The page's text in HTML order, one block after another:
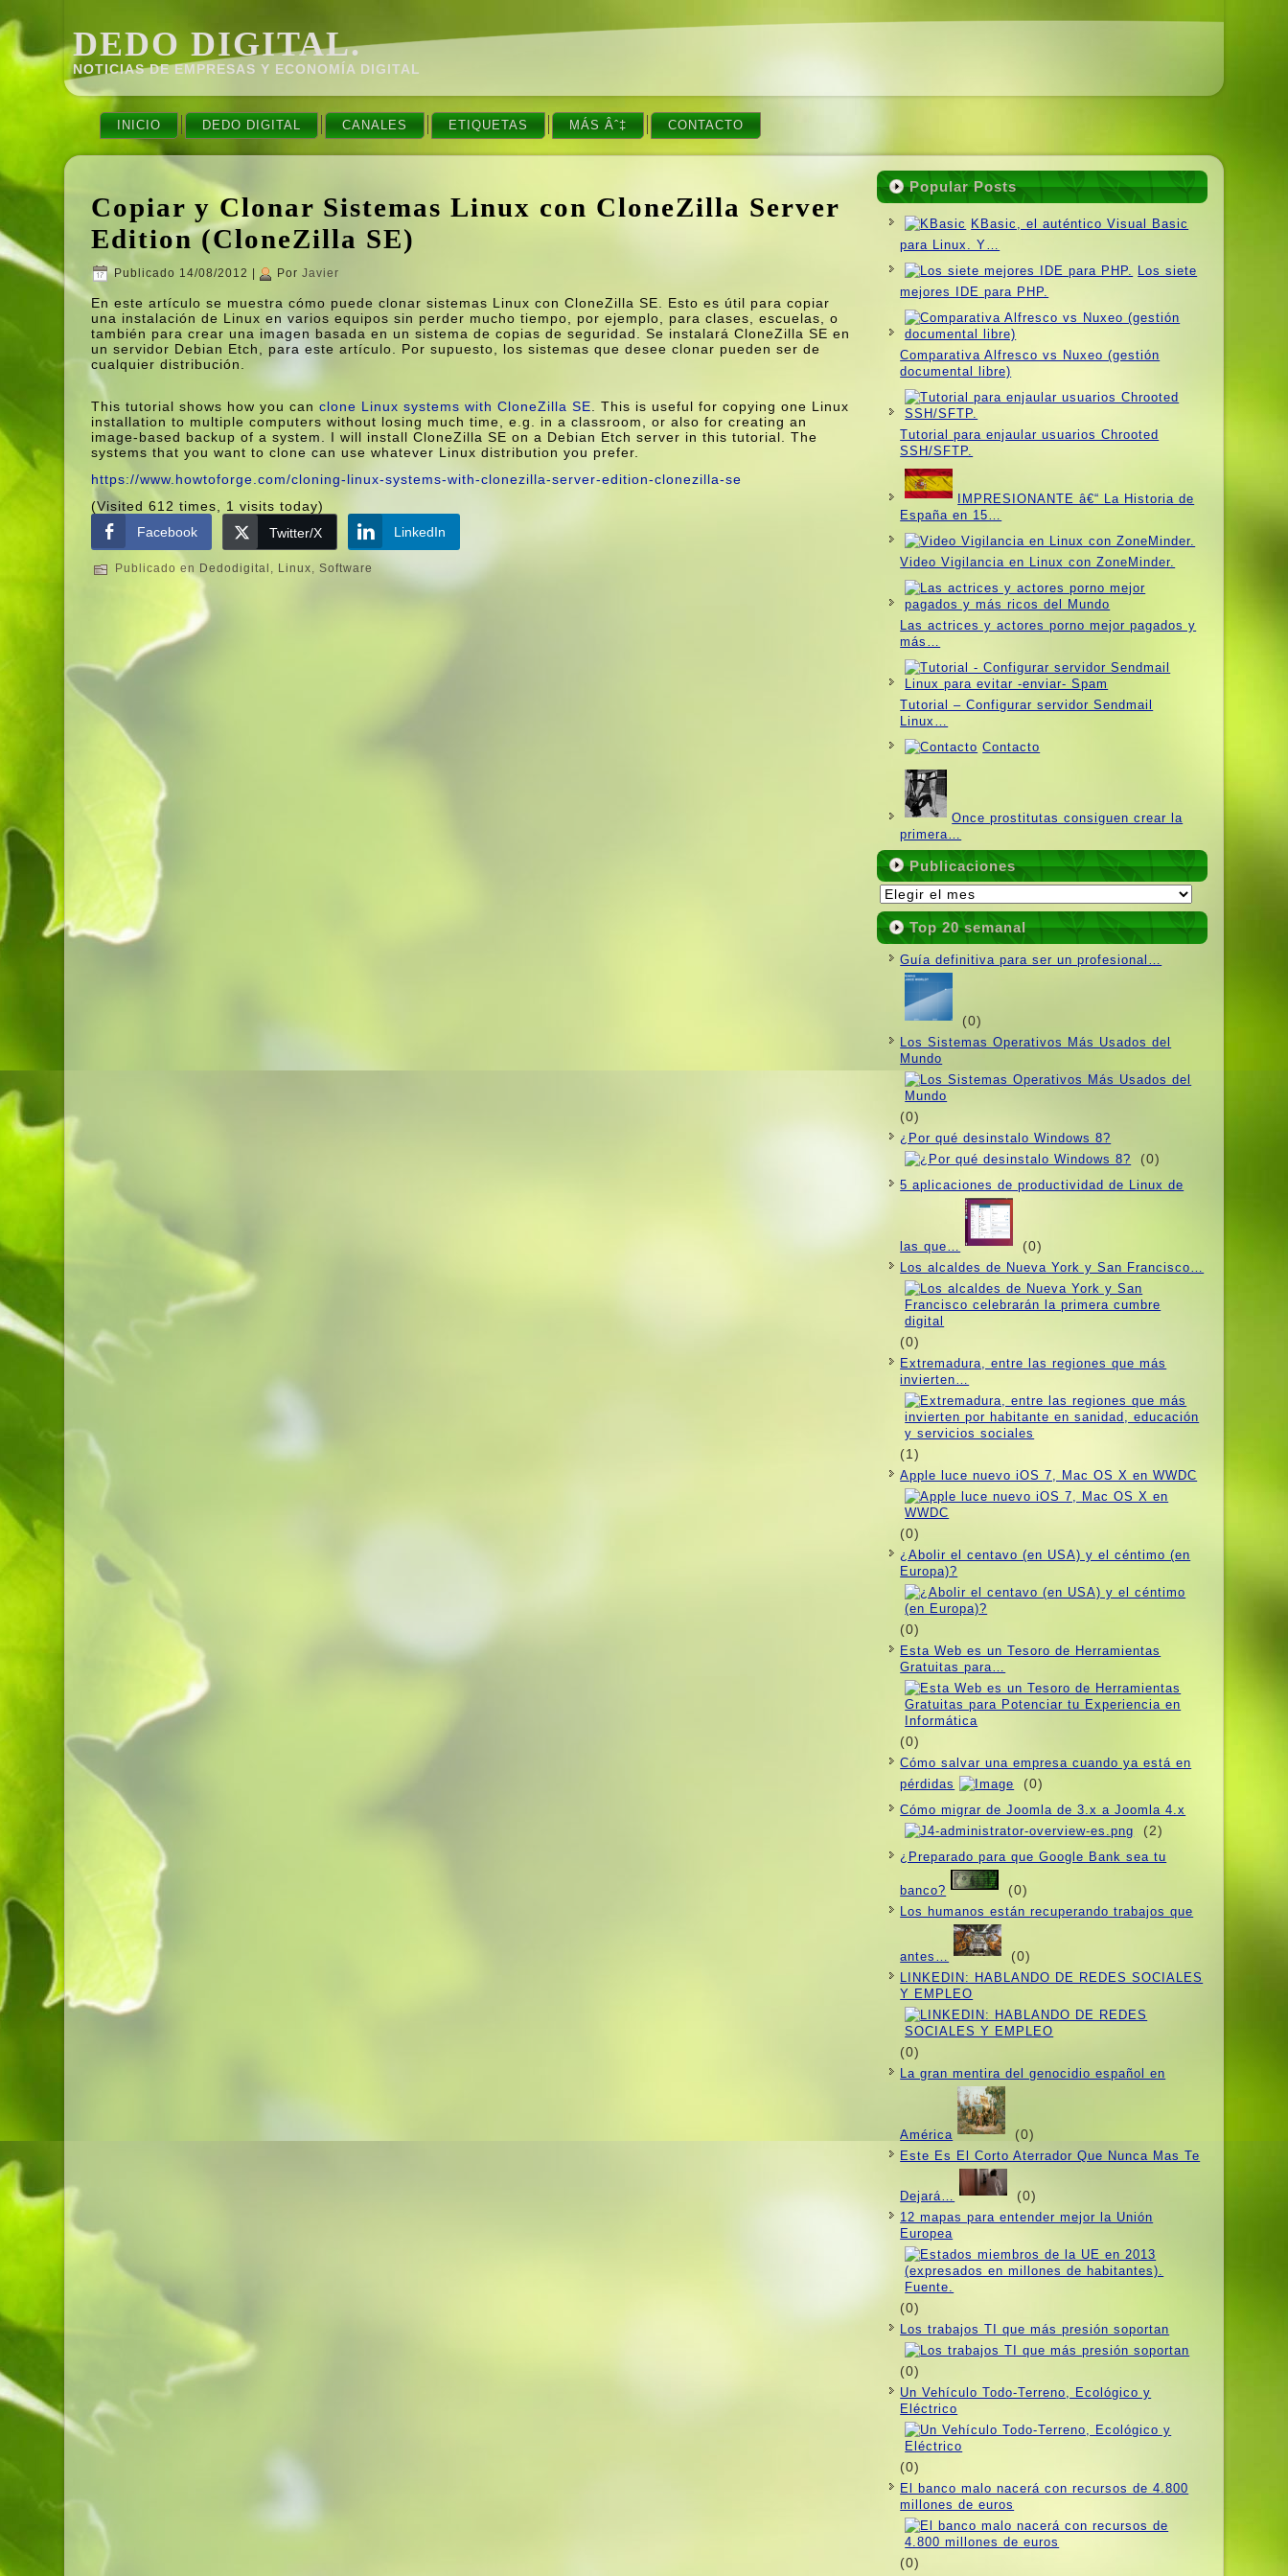
DEDO DIGITAL.
NOTICIAS DE EMPRESAS Y ECONOMÍ­A DIGITAL
INICIO DEDO DIGITAL CANALES ETIQUETAS MÁS Âˆ‡ CONTACTO
Copiar y Clonar Sistemas Linux con CloneZilla Server
Edition (CloneZilla SE)
Publicado 14/08/2012 Por Javier
En este artí­culo se muestra cómo puede clonar sistemas Linux con CloneZilla SE. Esto es útil para copiar
una instalación de Linux en varios equipos sin perder mucho tiempo, por ejemplo, para clases, escuelas, o
también para crear una imagen basada en un sistema de copias de seguridad. Se instalará CloneZilla SE en
un servidor Debian Etch, para este artí­culo. Por supuesto, los sistemas que desee clonar pueden ser de
cualquier distribución.
This tutorial shows how you canclone Linux systems with CloneZilla SE . This is useful for copying one Linux
installation to multiple computers without losing much time, e.g. in a classroom, or also for creating an
image-based backup of a system. I will install CloneZilla SE on a Debian Etch server in this tutorial. The
systems that you want to clone can use whatever Linux distribution you prefer.
https://www.howtoforge.com/cloning-linux-systems-with-clonezilla-server-edition-clonezilla-se
(Visited 612 times, 1 visits today)
Facebook
Twitter/X LinkedIn
Publicado en Dedodigital , Linux,Software
Popular Posts
KBasic, el auténtico Visual Basic
para Linux. Y…
Los siete
mejores IDE para PHP.
Comparativa Alfresco vs Nuxeo (gestión
documental libre)
Tutorial para enjaular usuarios Chrooted
SSH/SFTP.
IMPRESIONANTE â€“ La Historia de
España en 15…
Video Vigilancia en Linux con ZoneMinder.
Las actrices y actores porno mejor pagados y
más…
Tutorial – Configurar servidor Sendmail
Linux…
Contacto
Once prostitutas consiguen crear la
primera…
Publicaciones
Publicaciones
Top 20 semanal
Guí­a definitiva para ser un profesional…
(0)
Los Sistemas Operativos Más Usados ​​del
Mundo
(0)
¿Por qué desinstalo Windows 8?
(0)
5 aplicaciones de productividad de Linux de
las que… (0)
Los alcaldes de Nueva York y San Francisco…
(0)
Extremadura, entre las regiones que más
invierten…
(1)
Apple luce nuevo iOS 7, Mac OS X en WWDC
(0)
¿Abolir el centavo (en USA) y el céntimo (en
Europa)?
(0)
Esta Web es un Tesoro de Herramientas
Gratuitas para…
(0)
Cómo salvar una empresa cuando ya está en
pérdidas
(0)
Cómo migrar de Joomla de 3.x a Joomla 4.x
(2)
¿Preparado para que Google Bank sea tu
banco? (0)
Los humanos están recuperando trabajos que
antes… (0)
LINKEDIN: HABLANDO DE REDES SOCIALES
Y EMPLEO
(0)
La gran mentira del genocidio español en
América (0)
Este Es El Corto Aterrador Que Nunca Mas Te
Dejará… (0)
12 mapas para entender mejor la Unión
Europea
(0)
Los trabajos TI que más presión soportan
(0)
Un Vehí­culo Todo-Terreno, Ecológico y
Eléctrico
(0)
El banco malo nacerá con recursos de 4.800
millones de euros
(0)